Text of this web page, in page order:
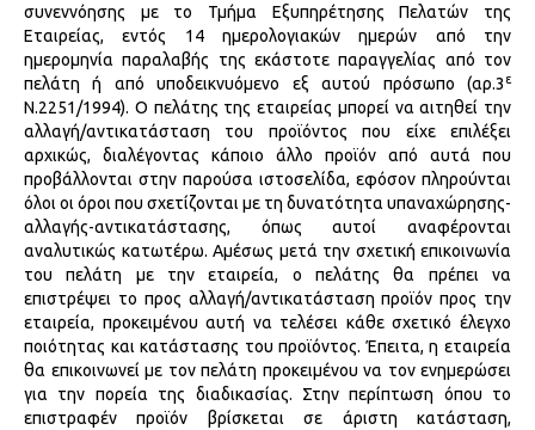
συνεννόησης με το Τμήμα Εξυπηρέτησης Πελατών της
Εταιρείας, εντός 14 ημερολογιακών ημερών από την
ημερομηνία παραλαβής της εκάστοτε παραγγελίας από τον
πελάτη ή από υποδεικνυόμενο εξ αυτού πρόσωπο (αρ.3 ε
Ν.2251/1994). Ο πελάτης της εταιρείας μπορεί να αιτηθεί την
αλλαγή/αντικατάσταση του προϊόντος που είχε επιλέξει
αρχικώς, διαλέγοντας κάποιο άλλο προϊόν από αυτά που
προβάλλονται στην παρούσα ιστοσελίδα, εφόσον πληρούνται
όλοι οι όροι που σχετίζονται με τη δυνατότητα υπαναχώρησης-
αλλαγής-αντικατάστασης, όπως αυτοί αναφέρονται
αναλυτικώς κατωτέρω. Αμέσως μετά την σχετική επικοινωνία
του πελάτη με την εταιρεία, ο πελάτης θα πρέπει να
επιστρέψει το προς αλλαγή/αντικατάσταση προϊόν προς την
εταιρεία, προκειμένου αυτή να τελέσει κάθε σχετικό έλεγχο
ποιότητας και κατάστασης του προϊόντος. Έπειτα, η εταιρεία
θα επικοινωνεί με τον πελάτη προκειμένου να τον ενημερώσει
για την πορεία της διαδικασίας. Στην περίπτωση όπου το
επιστραφέν προϊόν βρίσκεται σε άριστη κατάσταση,